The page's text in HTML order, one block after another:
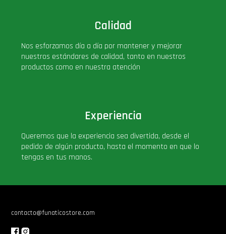
Calidad
Nos esforzamos día a día por mantener y mejorar
nuestros estándares de calidad, tanto en nuestros
productos como en nuestra atención
Experiencia
Queremos que la experiencia sea divertida, desde el
pedido de algún producto, hasta el momento en que lo
tengas en tus manos.
contacto@funaticostore.com